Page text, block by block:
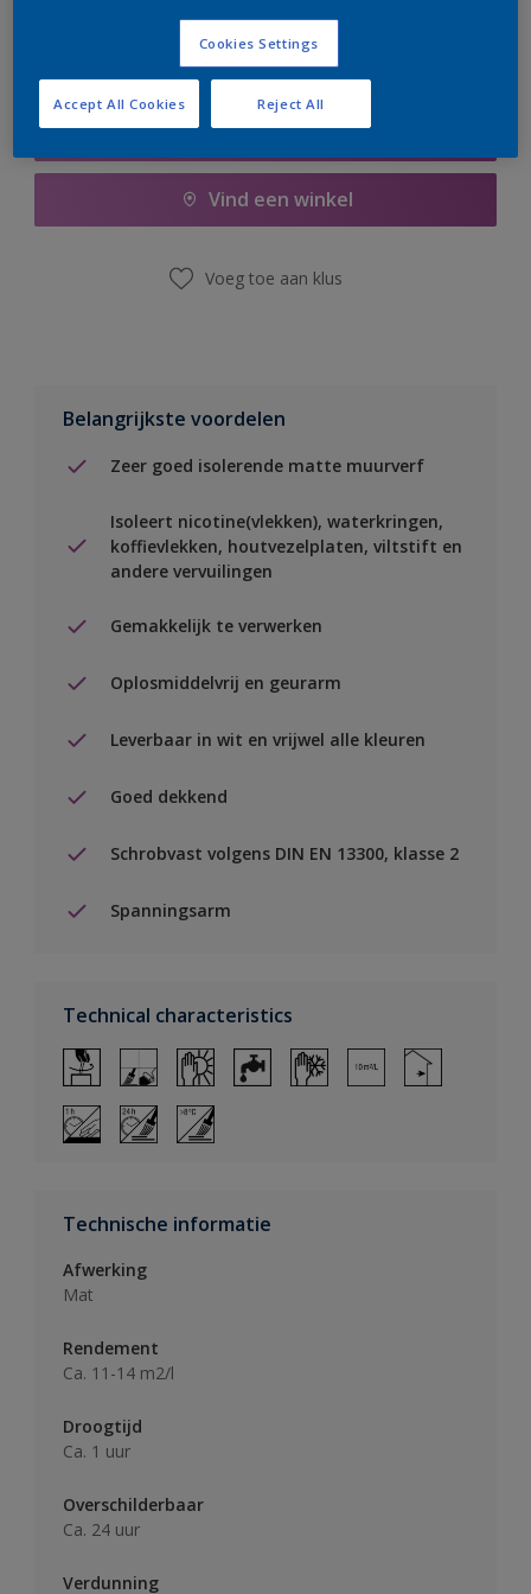
Boodschappenlijst
Vind een winkel
Voeg toe aan klus
Belangrijkste voordelen
Zeer goed isolerende matte muurverf
Isoleert nicotine(vlekken), waterkringen,
koffievlekken, houtvezelplaten, viltstift en
andere vervuilingen
Gemakkelijk te verwerken
Oplosmiddelvrij en geurarm
Leverbaar in wit en vrijwel alle kleuren
Goed dekkend
Schrobvast volgens DIN EN 13300, klasse 2
Spanningsarm
Technical characteristics
Technische informatie
Afwerking
Mat
Rendement
Ca. 11-14 m2/l
Droogtijd
Ca. 1 uur
Overschilderbaar
Ca. 24 uur
Verdunning
Cookies Settings
Reject All
Accept All Cookies